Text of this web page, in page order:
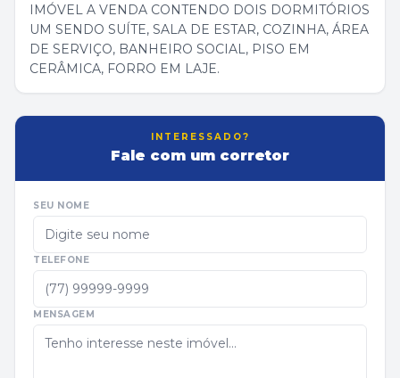
IMÓVEL A VENDA CONTENDO DOIS DORMITÓRIOS
UM SENDO SUÍTE, SALA DE ESTAR, COZINHA, ÁREA
DE SERVIÇO, BANHEIRO SOCIAL, PISO EM
CERÂMICA, FORRO EM LAJE.
INTERESSADO?
Fale com um corretor
SEU NOME
TELEFONE
MENSAGEM